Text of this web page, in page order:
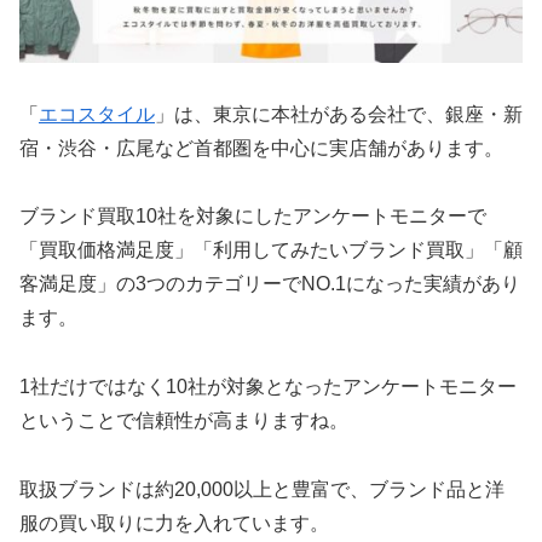
「 エコスタイル 」は、東京に本社がある会社で、銀座・新
宿・渋谷・広尾など首都圏を中心に実店舗があります。
ブランド買取10社を対象にしたアンケートモニターで
「買取価格満足度」「利用してみたいブランド買取」「顧
客満足度」の3つのカテゴリーでNO.1になった実績があり
ます。
1社だけではなく10社が対象となったアンケートモニター
ということで信頼性が高まりますね。
取扱ブランドは約20,000以上と豊富で、ブランド品と洋
服の買い取りに力を入れています。